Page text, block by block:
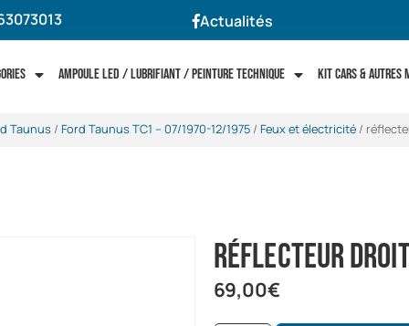
Actualités
Ampoule LED / Lubrifiant / Peinture technique Kit cars & autres
Taunus / Ford Taunus TC1 -- 07/1970-12/1975 / Feux et électricité /
réflecteur
69,00€